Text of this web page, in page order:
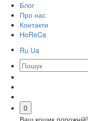
Блог
Про нас
Контакти
HoReCa
Ru Ua
0
Ваш кошик порожній!